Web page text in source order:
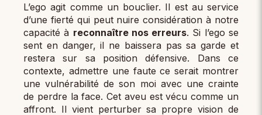
L’ego agit comme un bouclier. Il est au service
d’une fierté qui peut nuire considération à notre
capacité à reconnaître nos erreurs. Si l’ego se
sent en danger, il ne baissera pas sa garde et
restera sur sa position défensive. Dans ce
contexte, admettre une faute ce serait montrer
une vulnérabilité de son moi avec une crainte
de perdre la face. Cet aveu est vécu comme un
affront. Il vient perturber sa propre vision de